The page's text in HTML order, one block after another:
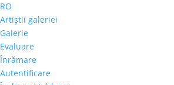
RO
Artiştii galeriei
Galerie
Evaluare
Înrămare
Autentificare
ROCAT 18, joi 7 februarie, cu
EUGEN RAPORTORU, plus DOI DE
31 ianuarie 2019
Joi, 7 februarie, ora 19.00, va invitam
ROCAT, a doua din acest an si una